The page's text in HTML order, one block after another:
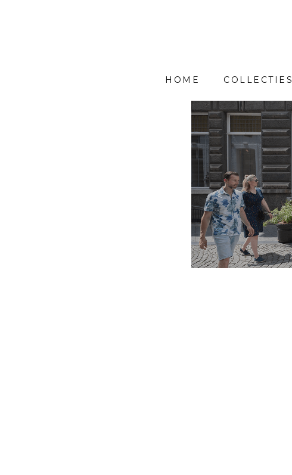
HOME COLLECTIES